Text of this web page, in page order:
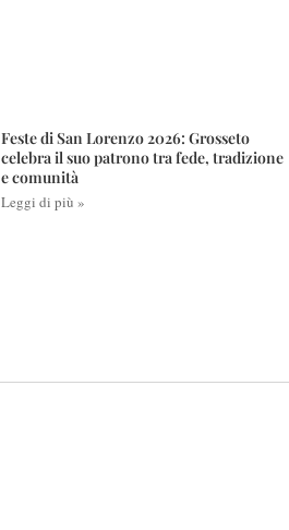
Feste di San Lorenzo 2026: Grosseto
celebra il suo patrono tra fede, tradizione
e comunità
Leggi di più »